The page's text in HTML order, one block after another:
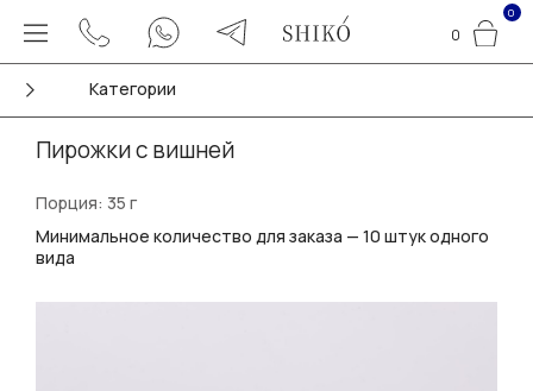
0
0
Категории
Пирожки с вишней
Порция: 35 г
Минимальное количество для заказа — 10 штук одного
вида